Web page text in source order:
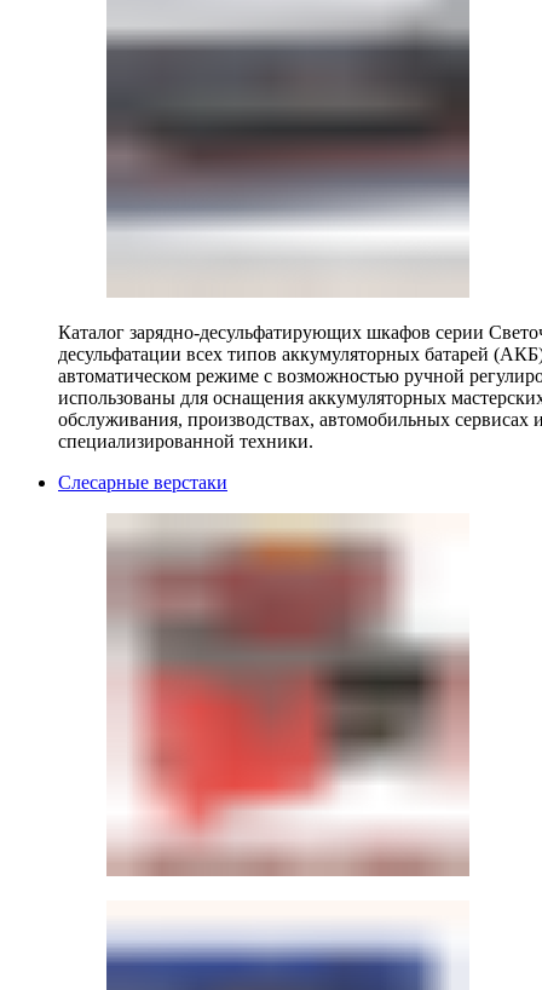
Каталог зарядно-десульфатирующих шкафов серии
десульфатации всех типов аккумуляторных батарей
автоматическом режиме с возможностью ручной
использованы для оснащения аккумуляторных
обслуживания, производствах, автомобильных
специализированной техники.
Слесарные верстаки